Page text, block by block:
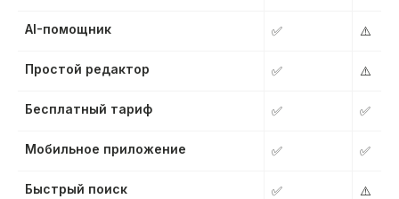
AI-помощник ✅ ⚠️
Простой редактор ✅ ⚠️
Бесплатный тариф ✅ ✅
Мобильное приложение ✅ ✅
Быстрый поиск ✅ ⚠️